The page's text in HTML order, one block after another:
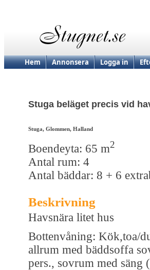
Hem Annonsera Logga in
Stuga beläget precis vid
Stuga, Glommen, Halland
Boendeyta: 65 m2
Antal rum: 4
Antal bäddar: 8 + 6
Beskrivning
Havsnära litet hus
Bottenvåning: Kök,toa/
allrum med bäddsoffa
pers., sovrum med säng